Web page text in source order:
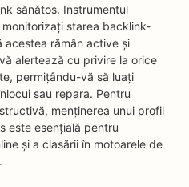
sănătos. Instrumentul
starea backlink-
acestea rămân active și
alertează cu privire la orice
permițându-vă să luați
sau repara. Pentru
menținerea unui profil
este esențială pentru
și a clasării în motoarele de